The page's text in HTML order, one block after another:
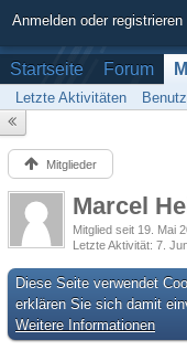
Anmelden oder registrieren
Startseite Forum
Letzte Aktivitäten
Mitglieder
Marcel
Mitglied seit 19. Mai
Letzte Aktivität 7.
Diese Seite verwendet
erklären Sie sich damit
Weitere Informationen